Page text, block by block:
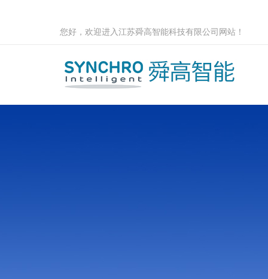
您好，欢迎进入江苏舜高智能科技有限公司网站！